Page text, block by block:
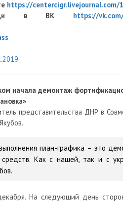
https://centercigr.livejournal.com/
помощи в ВК https://
начала демонтаж
представительства ДНР в
план-графика – это
Как с нашей, так и с
На следующий день